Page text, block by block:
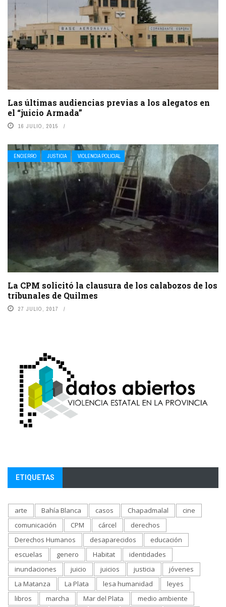
Las últimas audiencias previas a los alegatos en
el “juicio Armada”
16 JULIO, 2015
ENCIERRO JUSTICIA VIOLENCIA POLICIAL
La CPM solicitó la clausura de los calabozos de los
tribunales de Quilmes
27 JULIO, 2017
ETIQUETAS
arte Bahía Blanca casos Chapadmalal
cine
comunicación
CPM cárcel
derechos
Derechos Humanos
desaparecidos
educación
escuelas
genero Habitat
identidades
inundaciones
juicio juicios justicia
jóvenes
La Matanza
La Plata lesa humanidad
leyes
libros
marcha Mar del Plata
medio ambiente